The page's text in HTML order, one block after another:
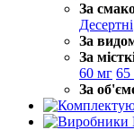
За
Десертні
За
За
60 мг 65
За